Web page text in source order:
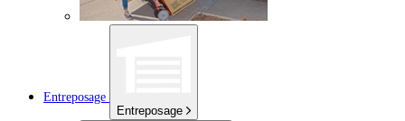
Entreposage
Entreposage